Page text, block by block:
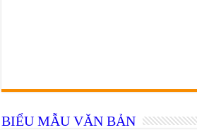
BIỂU MẪU VĂN BẢN